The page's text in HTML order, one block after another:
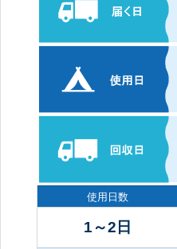
使用日数
1～2日